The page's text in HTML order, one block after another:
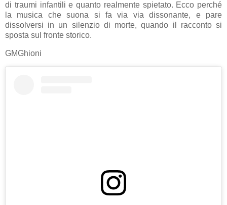
di traumi infantili e quanto realmente spietato. Ecco perché
la musica che suona si fa via via dissonante, e pare
dissolversi in un silenzio di morte, quando il racconto si
sposta sul fronte storico.
GMGhioni